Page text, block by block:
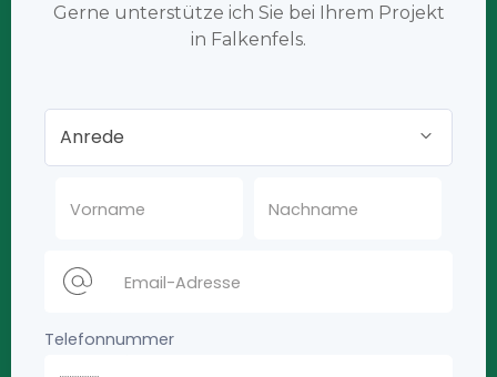
Gerne unterstütze ich Sie bei Ihrem Projekt
in Falkenfels.